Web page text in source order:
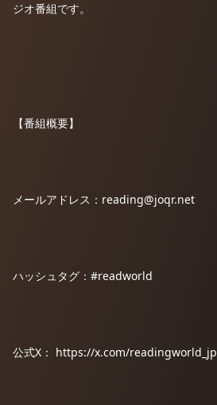
ジオ番組です。
【番組概要】
メールアドレス：reading@joqr.net
ハッシュタグ：#readworld
公式X： ⁠https://x.com/readingworld_jp